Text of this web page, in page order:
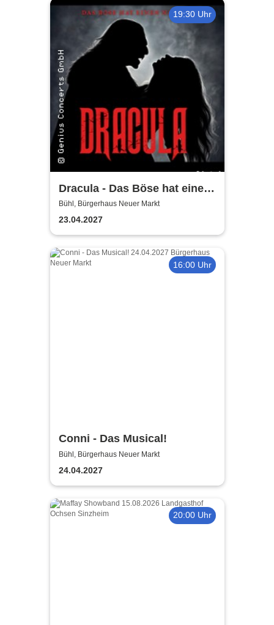
19:30 Uhr
Dracula - Das Böse hat einen
Namen
Bühl, Bürgerhaus Neuer Markt
23.04.2027
16:00 Uhr
Conni - Das Musical!
Bühl, Bürgerhaus Neuer Markt
24.04.2027
20:00 Uhr